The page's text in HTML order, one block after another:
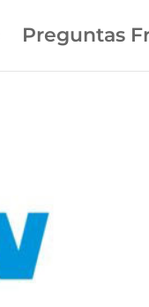
Preguntas